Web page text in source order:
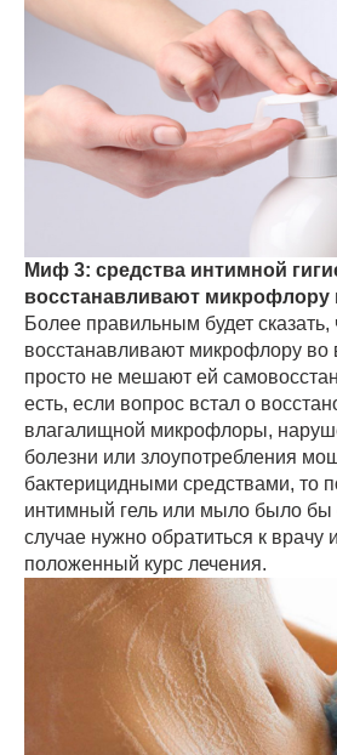
Миф 3: средства интимной
восстанавливают микрофлору
Более правильным будет сказать,
восстанавливают микрофлору во
просто не мешают ей
есть, если вопрос встал о
влагалищной микрофлоры,
болезни или злоупотребления
бактерицидными средствами, то
интимный гель или мыло было бы
случае нужно обратиться к врачу
положенный курс лечения.